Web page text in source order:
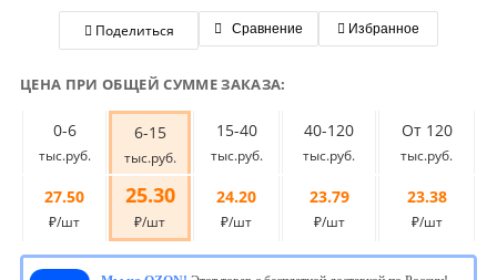
Поделиться Сравнение Избранное
ЦЕНА ПРИ ОБЩЕЙ СУММЕ ЗАКАЗА:
0-6
тыс.руб.
6-15
тыс.руб.
15-40
тыс.руб.
40-120
тыс.руб.
От 120
тыс.руб.
27.50
₽/шт
25.30
₽/шт
24.20
₽/шт
23.79
₽/шт
23.38
₽/шт